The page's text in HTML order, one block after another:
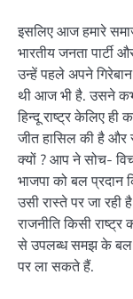
इसलिए आज हमारे
भारतीय जनता
उन्हें पहले अपने
थी आज भी है. उसने कभी
हिन्दू राष्ट्र केलिए
जीत हासिल की है और
क्यों ? आप ने सोच-
भाजपा को बल
उसी रास्ते पर जा रही
राजनीति किसी
से उपलब्ध समझ के बल
पर ला सकते हैं.